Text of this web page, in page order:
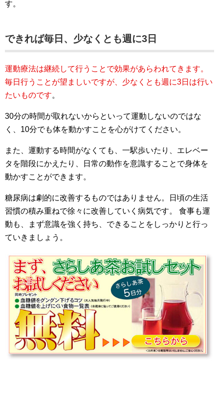
す。
できれば毎日、少なくとも週に3日
運動療法は継続して行うことで効果があらわれてきます。
毎日行うことが望ましいですが、少なくとも週に3日は行い
たいものです。
30分の時間が取れないからといって運動しないのではな
く、10分でも体を動かすことを心がけてください。
また、運動する時間がなくても、一駅歩いたり、エレベー
タを階段にかえたり、日常の動作を意識することで身体を
動かすことができます。
糖尿病は劇的に改善するものではありません。日頃の生活
習慣の積み重ねで徐々に改善していく病気です。 食事も運
動も、まず意識を強く持ち、できることをしっかりと行っ
ていきましょう。